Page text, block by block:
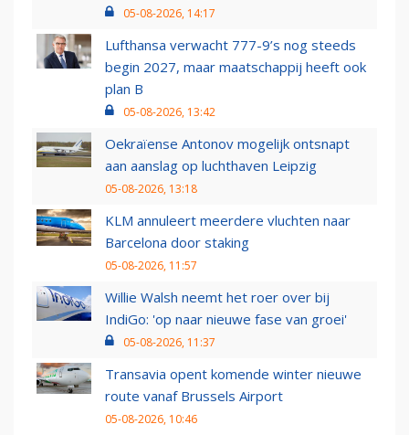
05-08-2026, 14:17
Lufthansa verwacht 777-9’s nog steeds
begin 2027, maar maatschappij heeft ook
plan B
05-08-2026, 13:42
Oekraïense Antonov mogelijk ontsnapt
aan aanslag op luchthaven Leipzig
05-08-2026, 13:18
KLM annuleert meerdere vluchten naar
Barcelona door staking
05-08-2026, 11:57
Willie Walsh neemt het roer over bij
IndiGo: 'op naar nieuwe fase van groei'
05-08-2026, 11:37
Transavia opent komende winter nieuwe
route vanaf Brussels Airport
05-08-2026, 10:46